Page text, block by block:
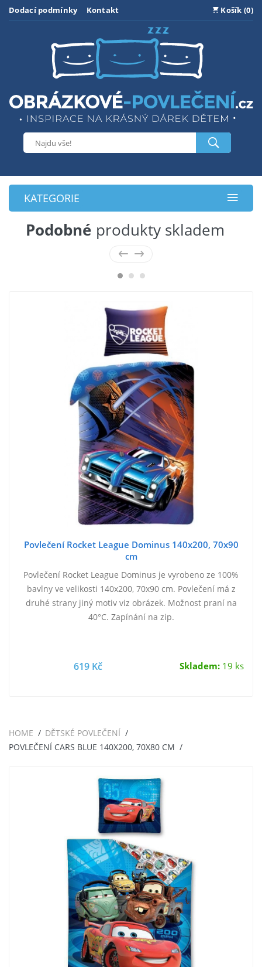
Dodací podmínky Kontakt Košík (0)
KATEGORIE
Podobné produkty skladem
Povlečení Rocket League Dominus 140x200, 70x90
cm
Povlečení Rocket League Dominus je vyrobeno ze 100%
bavlny ve velikosti 140x200, 70x90 cm. Povlečení má z
druhé strany jiný motiv viz obrázek. Možnost praní na
40°C. Zapínání na zip.
619 Kč Skladem: 19 ks
HOME
DĚTSKÉ POVLEČENÍ
POVLEČENÍ CARS BLUE 140X200, 70X80 CM